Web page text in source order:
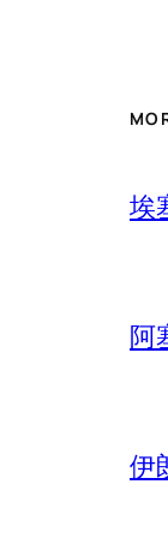
埃
阿
伊